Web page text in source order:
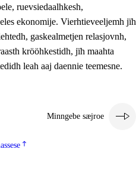
ruevsiedaalhkesh,
ekonomije. Vierhtieveeljemh jïh
gaskealmetjen relasjovnh,
krööhkestidh, jïh maahta
leah aaj daennie teemesne.
Minngebe sæjroe